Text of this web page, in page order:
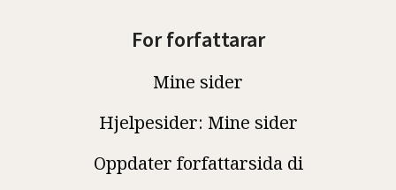
For forfattarar
Mine sider
Hjelpesider: Mine sider
Oppdater forfattarsida di